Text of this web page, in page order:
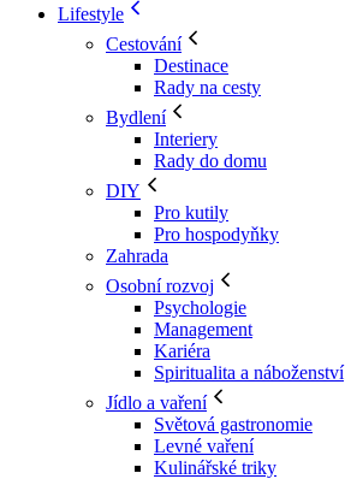
Lifestyle
Cestování
Destinace
Rady na cesty
Bydlení
Interiery
Rady do domu
DIY
Pro kutily
Pro hospodyňky
Zahrada
Osobní rozvoj
Psychologie
Management
Kariéra
Spiritualita a náboženství
Jídlo a vaření
Světová gastronomie
Levné vaření
Kulinářské triky